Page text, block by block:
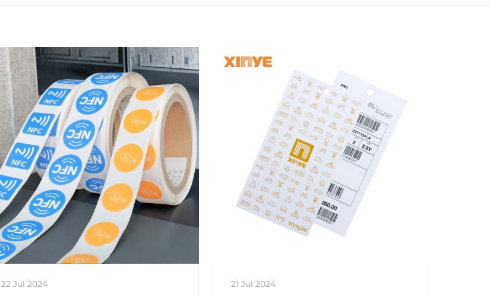
22 Jul 2024 21 Jul 2024